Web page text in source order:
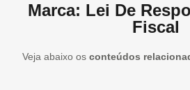
Marca: Lei De
Fiscal
Veja abaixo os conteúdos